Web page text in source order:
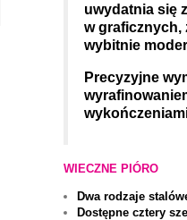
uwydatnia się
w graficznych,
wybitnie
Precyzyjne
WIECZNE PIÓRO
Dwa rodzaje
Dostępne cztery